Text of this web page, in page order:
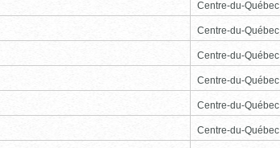
Centre-du-Québec
Centre-du-Québec
Centre-du-Québec
Centre-du-Québec
Centre-du-Québec
Centre-du-Québec